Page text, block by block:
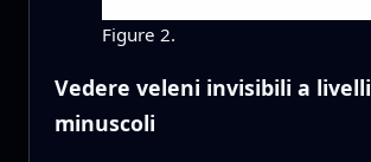
Figure 2.
Vedere veleni invisibili a livelli
minuscoli